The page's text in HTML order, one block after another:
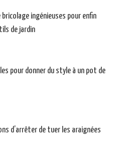
ingénieuses pour enfin
de jardin
pour donner du style à un pot de
d’arrêter de tuer les araignées